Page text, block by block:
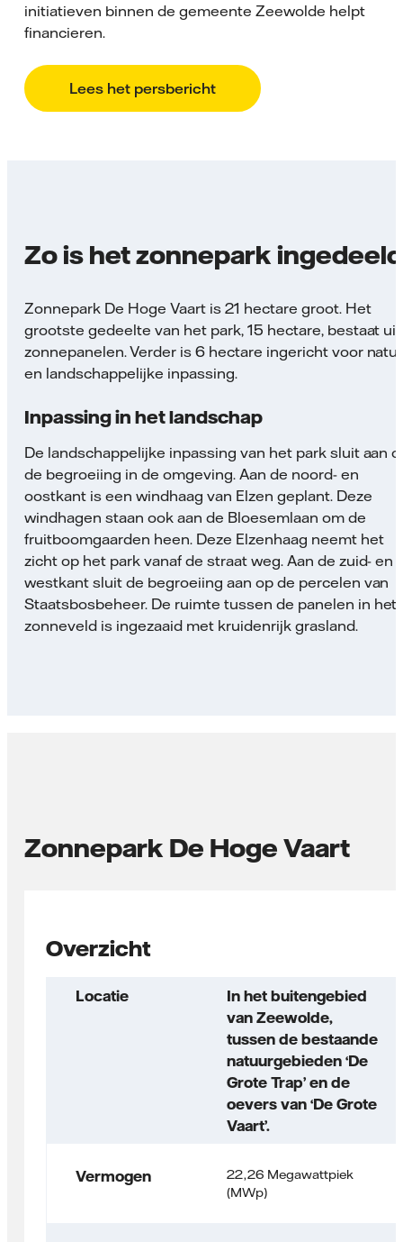
initiatieven binnen de gemeente Zeewolde helpt
financieren.
Lees het persbericht
Zo is het zonnepark ingedeeld
Zonnepark De Hoge Vaart is 21 hectare groot. Het
grootste gedeelte van het park, 15 hectare, bestaat uit
zonnepanelen. Verder is 6 hectare ingericht voor
en landschappelijke inpassing.
Inpassing in het landschap
De landschappelijke inpassing van het park sluit aan
de begroeiing in de omgeving. Aan de noord- en
oostkant is een windhaag van Elzen geplant. Deze
windhagen staan ook aan de Bloesemlaan om de
fruitboomgaarden heen. Deze Elzenhaag neemt het
zicht op het park vanaf de straat weg. Aan de zuid- en
westkant sluit de begroeiing aan op de percelen van
Staatsbosbeheer. De ruimte tussen de panelen in het
zonneveld is ingezaaid met kruidenrijk grasland.
Zonnepark De Hoge Vaart
Overzicht
Locatie
In het buitengebied
van Zeewolde,
tussen de bestaande
natuurgebieden ‘De
Grote Trap’ en de
oevers van ‘De Grote
Vaart’.
Vermogen
22,26 Megawattpiek
(MWp)